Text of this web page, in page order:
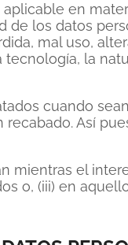
en
de los datos
mal uso,
la
cuando
Así
mientras el
o, (iii) en